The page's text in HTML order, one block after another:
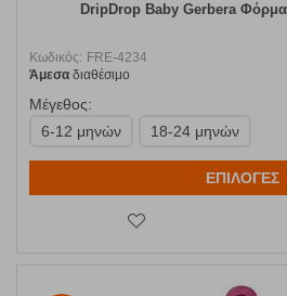
DripDrop Baby Gerbera
Κωδικός: FRE-4234
Άμεσα διαθέσιμο
Μέγεθος:
6-12 μηνών
18-24 μηνών
ΕΠΙΛΟΓΕΣ